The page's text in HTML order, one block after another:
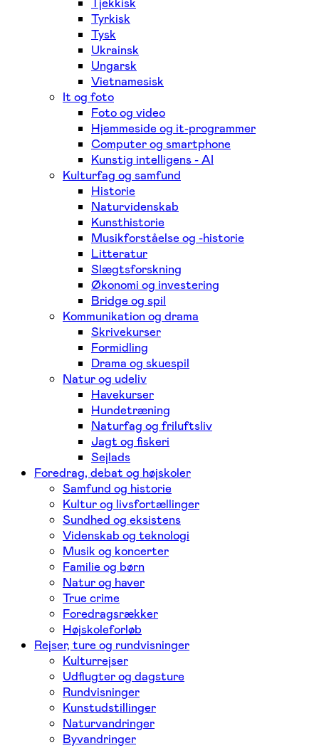
Tyrkisk
Tysk
Ukrainsk
Ungarsk
Vietnamesisk
It og foto
Foto og video
Hjemmeside og it-programmer
Computer og smartphone
Kunstig intelligens - AI
Kulturfag og samfund
Historie
Naturvidenskab
Kunsthistorie
Musikforståelse og -historie
Litteratur
Slægtsforskning
Økonomi og investering
Bridge og spil
Kommunikation og drama
Skrivekurser
Formidling
Drama og skuespil
Natur og udeliv
Havekurser
Hundetræning
Naturfag og friluftsliv
Jagt og fiskeri
Sejlads
Foredrag, debat og højskoler
Samfund og historie
Kultur og livsfortællinger
Sundhed og eksistens
Videnskab og teknologi
Musik og koncerter
Familie og børn
Natur og haver
True crime
Foredragsrækker
Højskoleforløb
Rejser, ture og rundvisninger
Kulturrejser
Udflugter og dagsture
Rundvisninger
Kunstudstillinger
Naturvandringer
Byvandringer